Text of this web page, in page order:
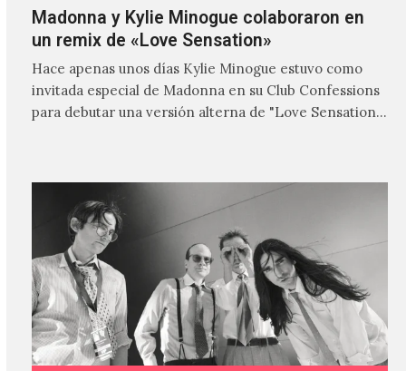
Madonna y Kylie Minogue colaboraron en
un remix de «Love Sensation»
Hace apenas unos días Kylie Minogue estuvo como
invitada especial de Madonna en su Club Confessions
para debutar una versión alterna de "Love Sensation",